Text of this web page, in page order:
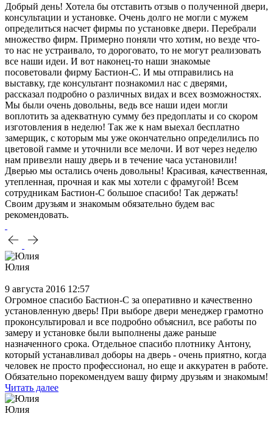
Добрый день! Хотела бы отставить отзыв о полученной двери,
консультации и установке. Очень долго не могли с мужем
определиться насчет фирмы по установке двери. Перебрали
множество фирм. Примерно поняли что хотим, но везде что-
то нас не устраивало, то дороговато, то не могут реализовать
все наши идеи. И вот наконец-то наши знакомые
посоветовали фирму Бастион-С. И мы отправились на
выставку, где консультант познакомил нас с дверями,
рассказал подробно о различных видах и всех возможностях.
Мы были очень довольны, ведь все наши идеи могли
воплотить за адекватную сумму без предоплаты и со скором
изготовления в неделю! Так же к нам выехал бесплатно
замерщик, с которым мы уже окончательно определились по
цветовой гамме и уточнили все мелочи. И вот через неделю
нам привезли нашу дверь и в течение часа установили!
Дверью мы остались очень довольны! Красивая, качественная,
утепленная, прочная и как мы хотели с фрамугой! Всем
сотрудникам Бастион-С большое спасибо! Так держать!
Своим друзьям и знакомым обязательно будем вас
рекомендовать.
Юлия
9 августа 2016 12:57
Огромное спасибо Бастион-С за оперативно и качественно
установленную дверь! При выборе двери менеджер грамотно
проконсультировал и все подробно объяснил, все работы по
замеру и установке были выполнены даже раньше
назначенного срока. Отдельное спасибо плотнику Антону,
который устанавливал доборы на дверь - очень приятно, когда
человек не просто профессионал, но еще и аккуратен в работе.
Обязательно порекомендуем вашу фирму друзьям и знакомым!
Читать далее
Юлия